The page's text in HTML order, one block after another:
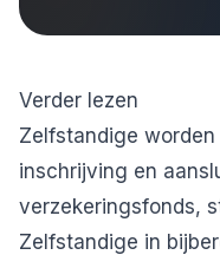
Verder lezen
Zelfstandige worden
inschrijving en
verzekeringsfonds,
Zelfstandige in